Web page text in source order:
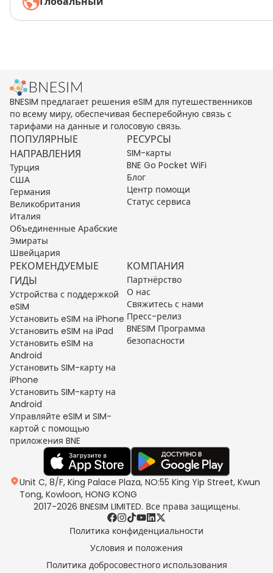
BNESIM предлагает решения eSIM для путешественников
по всему миру, обеспечивая бесперебойную связь с
тарифами на данные и голосовую связь.
ПОПУЛЯРНЫЕ
НАПРАВЛЕНИЯ
Турция
США
Германия
Великобритания
Италия
Объединенные Арабские
Эмираты
Швейцария
РЕСУРСЫ
SIM-карты
BNE Go Pocket WiFi
Блог
Центр помощи
Статус сервиса
РЕКОМЕНДУЕМЫЕ
ГИДЫ
Устройства с поддержкой
eSIM
Установить eSIM на iPhone
Установить eSIM на iPad
Установить eSIM на
Android
Установить SIM-карту на
iPhone
Установить SIM-карту на
Android
Управляйте eSIM и SIM-
картой с помощью
приложения BNE
КОМПАНИЯ
Партнёрство
О нас
Свяжитесь с нами
Пресс-релиз
BNESIM Программа
безопасности
Unit C, 8/F, King Palace Plaza, NO:55 King Yip Street, Kwun
Tong, Kowloon, HONG KONG
2017-2026 BNESIM LIMITED. Все права защищены.
Политика конфиденциальности
Условия и положения
Политика добросовестного использования